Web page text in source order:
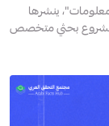
ينشرها
مشروع بحثي متخصص